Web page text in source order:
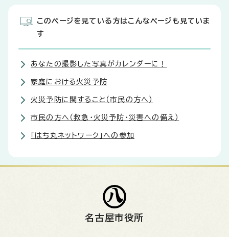
このページを見ている方はこんなページも見ていま
す
あなたの撮影した写真がカレンダーに！
家庭における火災予防
火災予防に関すること（市民の方へ）
市民の方へ（救急・火災予防・災害への備え）
「はち丸ネットワーク」への参加
名古屋市役所